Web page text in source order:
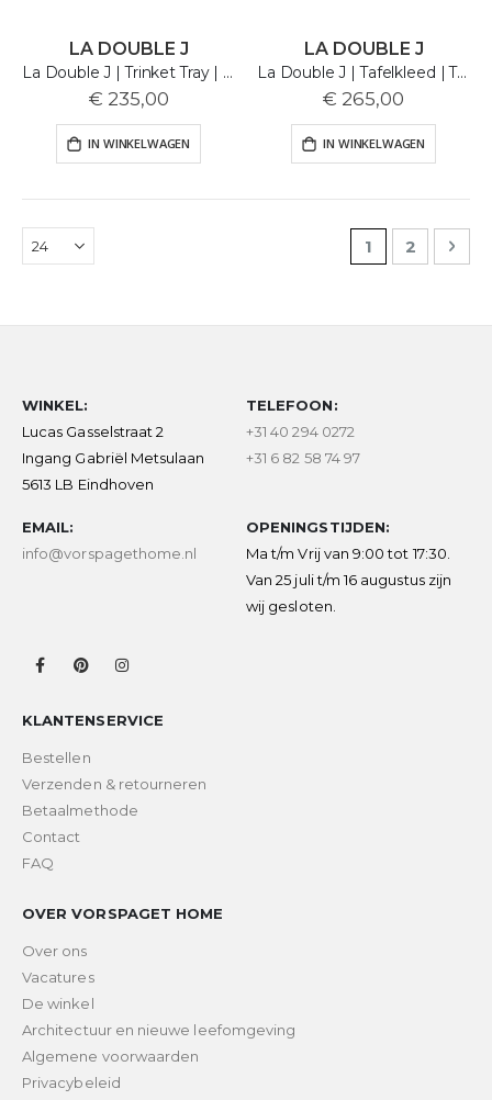
LA DOUBLE J
La Double J | Trinket Tray | Colombo Nero
€ 235,00
IN WINKELWAGEN
LA DOUBLE J
La Double J | Tafelkleed | Tackle | Turquoise
€ 265,00
IN WINKELWAGEN
Pagina
U lees
1 Pagina
2
WINKEL:
Lucas Gasselstraat 2
Ingang Gabriël Metsulaan
5613 LB Eindhoven
TELEFOON:
+31 40 294 0272
+31 6 82 58 74 97
EMAIL:
info@vorspagethome.nl
OPENINGSTIJDEN:
Ma t/m Vrij van 9:00 tot 17:30.
Van 25 juli t/m 16 augustus zijn
wij gesloten.
KLANTENSERVICE
Bestellen
Verzenden & retourneren
Betaalmethode
Contact
FAQ
OVER VORSPAGET HOME
Over ons
Vacatures
De winkel
Architectuur en nieuwe leefomgeving
Algemene voorwaarden
Privacybeleid